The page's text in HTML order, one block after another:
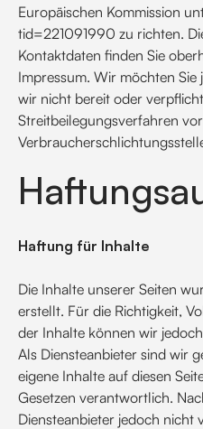
Europäischen Kommission
tid=221091990 zu richten.
Kontaktdaten finden Sie
Impressum. Wir möchten
wir nicht bereit oder
Streitbeilegungsverfahren
Haftung für Inhalte
Die Inhalte unserer Seiten
erstellt. Für die Richtigkeit,
der Inhalte können wir
Als Diensteanbieter sind wir
eigene Inhalte auf diesen
Gesetzen verantwortlich.
Diensteanbieter jedoch